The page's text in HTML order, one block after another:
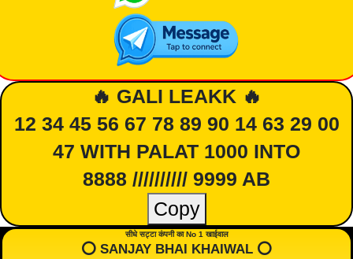
🔥 GALI LEAKK 🔥
12 34 45 56 67 78 89 90 14 63 29 00
47 WITH PALAT 1000 INTO
8888 ////////// 9999 AB
Copy
सीधे सट्टा कंपनी का No 1 खाईवाल
⭕️ SANJAY BHAI KHAIWAL ⭕️